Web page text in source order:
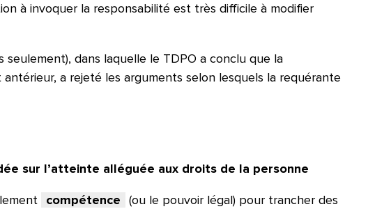
à invoquer la responsabilité est très difficile à modifier
seulement), dans laquelle le TDPO a conclu que la
a rejeté les arguments selon lesquels la requérante
sur l’atteinte alléguée aux droits de la personne
compétence (ou le pouvoir légal) pour trancher des